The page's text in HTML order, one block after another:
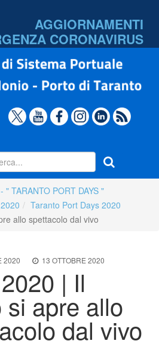
AGGIORNAMENTI
CORONAVIRUS
" TARANTO PORT DAYS "
Taranto Port Days 2020
allo spettacolo dal vivo
2020 13 OTTOBRE 2020
| Il
si apre allo
dal vivo